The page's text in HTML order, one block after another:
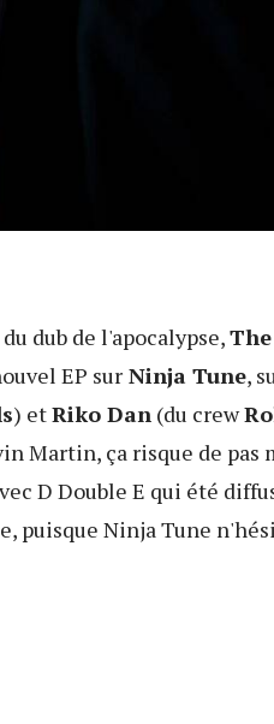
dub de l'apocalypse,
EP surNinja Tune,
) etRiko Dan(du crew
Martin, ça risque de
D Double E qui été
puisque Ninja Tune